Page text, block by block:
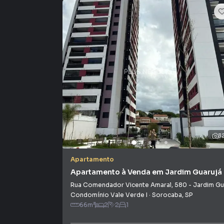
em imobiliárias tradicionais. Já vendemos e
em Jardim Guarujá. Isso porque temos uma
específicas para Sorocaba, o que aumenta
consequência uma maior chance de vender
um time de programadores, corretores
atender proprietários e inquilinos.
Apartamento
Apartamento à Venda em Jardim Guarujá
Rua Comendador Vicente Amaral, 580 - Jardim Guarujá
Condomínio Vale Verde I · Sorocaba, SP
66m² 2 2 1